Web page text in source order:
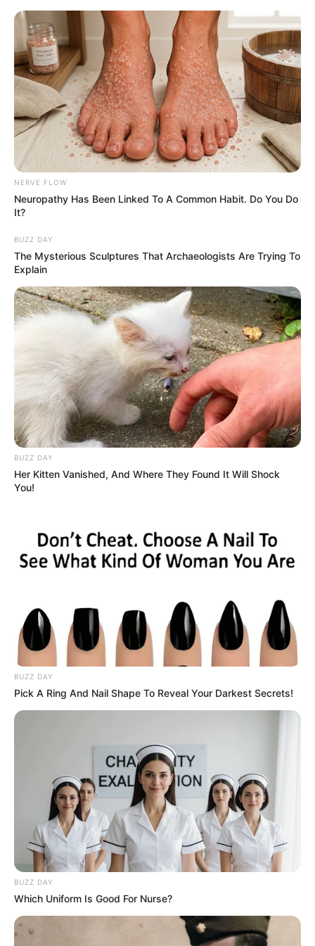
HOME
INSPIRASI
STYLE
FILM &
SERIES
NGAKAK
QUOTES
HYPE
MORE
INSPIRASI
10 Kreasi Nasi Onigiri dengan
NERVE FLOW
Neuropathy Has Been Linked To A Common Habit. Do You Do
It?
BUZZ DAY
The Mysterious Sculptures That Archaeologists Are Trying To
Explain
BUZZ DAY
Her Kitten Vanished, And Where They Found It Will Shock
You!
BUZZ DAY
Pick A Ring And Nail Shape To Reveal Your Darkest Secrets!
BUZZ DAY
Which Uniform Is Good For Nurse?